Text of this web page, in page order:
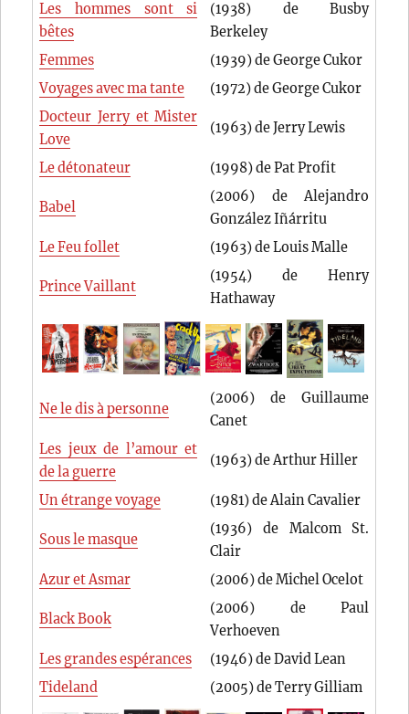
Les hommes sont si
bêtes
(1938) de Busby
Berkeley
Femmes
(1939) de George Cukor
Voyages avec ma tante
(1972) de George Cukor
Docteur Jerry et Mister
Love
(1963) de Jerry Lewis
Le détonateur (1998) de Pat Profit
Babel
(2006) de Alejandro
González Iñárritu
Le Feu follet
(1963) de Louis Malle
Prince Vaillant
(1954) de Henry
Hathaway
Ne le dis à personne
(2006) de Guillaume
Canet
Les jeux de l’amour et
de la guerre
(1963) de Arthur Hiller
Un étrange voyage (1981) de Alain Cavalier
Sous le masque
(1936) de Malcom St.
Clair
Azur et Asmar
(2006) de Michel Ocelot
Black Book
(2006) de Paul
Verhoeven
Les grandes espérances
(1946) de David Lean
Tideland
(2005) de Terry Gilliam